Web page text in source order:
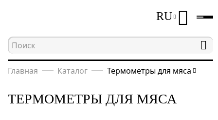
RU
Главная Каталог Термометры для мяса
ТЕРМОМЕТРЫ ДЛЯ МЯСА